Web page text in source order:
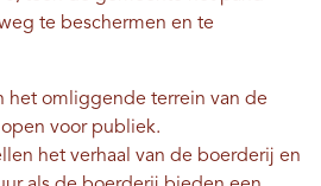
te beschermen en te
het omliggende terrein van de
voor publiek.
het verhaal van de boerderij en